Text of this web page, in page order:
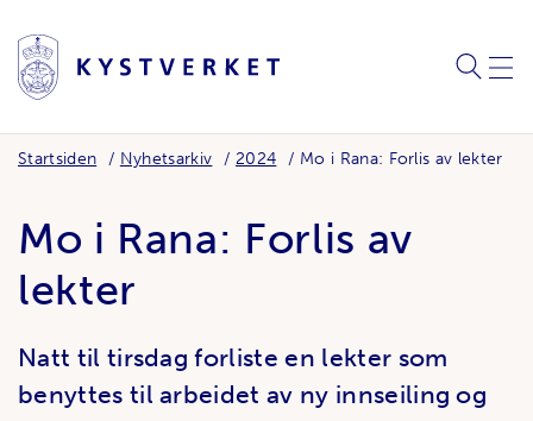
SØK
Startsiden Nyhetsarkiv 2024 Mo i Rana: Forlis av lekter
Mo i Rana: Forlis av
lekter
Natt til tirsdag forliste en lekter som
benyttes til arbeidet av ny innseiling og